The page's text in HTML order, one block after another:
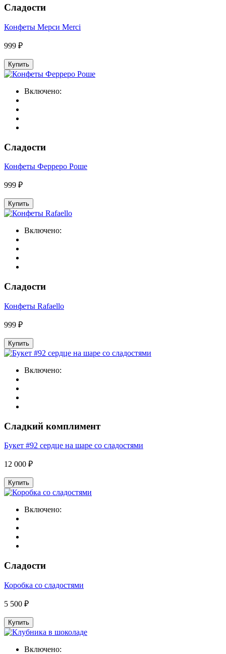
Сладости
Конфеты Мерси Merci
999 ₽
Купить
Включено:
Сладости
Конфеты Ферреро Роше
999 ₽
Купить
Включено:
Сладости
Конфеты Rafaello
999 ₽
Купить
Включено:
Сладкий комплимент
Букет #92 сердце на шаре со сладостями
12 000 ₽
Купить
Включено:
Сладости
Коробка со сладостями
5 500 ₽
Купить
Включено: